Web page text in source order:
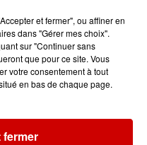
Voir plus
et fermer", ou affiner en
dans "Gérer mes choix".
sur "Continuer sans
que pour ce site. Vous
votre consentement à tout
en bas de chaque page.